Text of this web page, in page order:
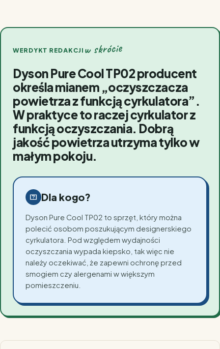
WERDYKT REDAKCJI w skrócie
Dyson Pure Cool TP02 producent
określa mianem „oczyszczacza
powietrza z funkcją cyrkulatora”.
W praktyce to raczej cyrkulator z
funkcją oczyszczania. Dobrą
jakość powietrza utrzyma tylko w
małym pokoju.
Dla kogo?
Dyson Pure Cool TP02 to sprzęt, który można
polecić osobom poszukującym designerskiego
cyrkulatora. Pod względem wydajności
oczyszczania wypada kiepsko, tak więc nie
należy oczekiwać, że zapewni ochronę przed
smogiem czy alergenami w większym
pomieszczeniu.